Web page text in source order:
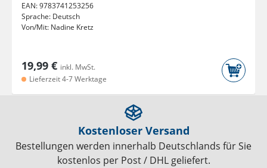
EAN:9783741253256
Sprache: Deutsch
Von/Mit: Nadine Kretz
19,99 € inkl. MwSt.
Lieferzeit 4-7 Werktage
Kostenloser Versand
Bestellungen werden innerhalb Deutschlands für Sie
kostenlos per Post / DHL geliefert.